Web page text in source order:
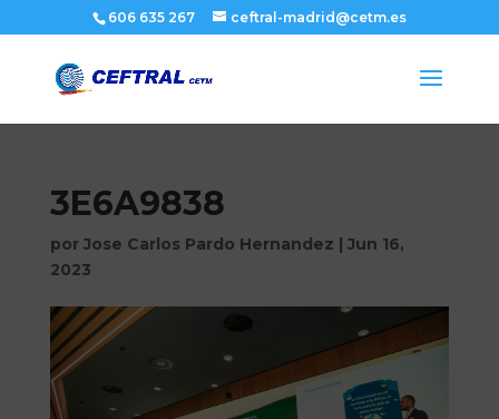
606 635 267 ceftral-madrid@cetm.es
3E6A9838
por Jose Carlos Pardo Hernandez | Jun 16,
2023